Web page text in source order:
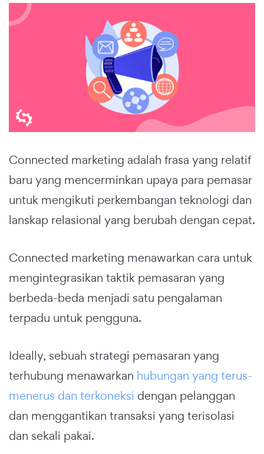
Connected marketing adalah frasa yang relatif
baru yang mencerminkan upaya para pemasar
untuk mengikuti perkembangan teknologi dan
lanskap relasional yang berubah dengan cepat.
Connected marketing menawarkan cara untuk
mengintegrasikan taktik pemasaran yang
berbeda-beda menjadi satu pengalaman
terpadu untuk pengguna.
Ideally, sebuah strategi pemasaran yang
terhubung menawarkan hubungan yang terus-
menerus dan terkoneksi dengan pelanggan
dan menggantikan transaksi yang terisolasi
dan sekali pakai.